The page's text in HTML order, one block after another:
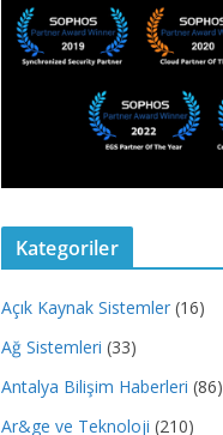
Kategoriler
Açık Kaynak Sistemler (16)
Ağ Sistemleri (33)
Antalya Bilişim Haberleri (86)
Ar&ge ve Teknoloji (210)